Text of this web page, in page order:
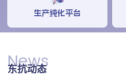
生产纯化平台
News
东抗动态